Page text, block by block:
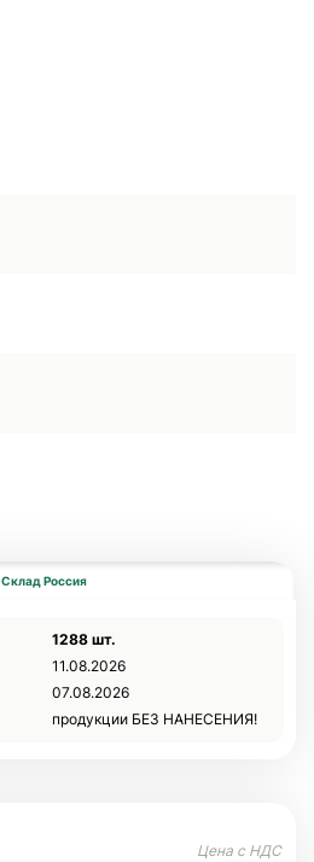
Склад Россия
1288 шт.
11.08.2026
07.08.2026
продукции БЕЗ НАНЕСЕНИЯ!